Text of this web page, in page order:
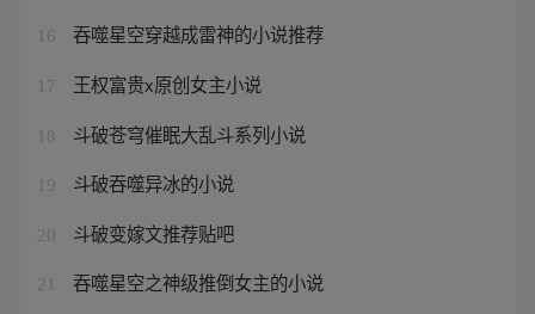
16 吞噬星空穿越成雷神的小说推荐
17 王权富贵x原创女主小说
18 斗破苍穹催眠大乱斗系列小说
19 斗破吞噬异冰的小说
20 斗破变嫁文推荐贴吧
21 吞噬星空之神级推倒女主的小说